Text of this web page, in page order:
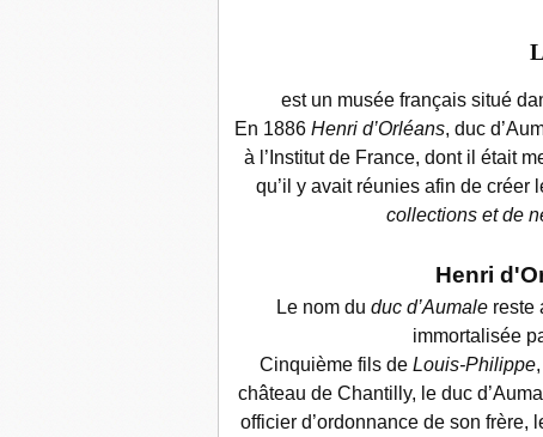
est un musée français situé
En 1886 Henri d’Orléans, duc
à l’Institut de France, dont il était
qu’il y avait réunies afin de créer
collections et de
Henri
Le nom du duc d’Aumale reste
immortalisée
Cinquième fils de Louis-Philippe
château de Chantilly, le duc
officier d’ordonnance de son frère,